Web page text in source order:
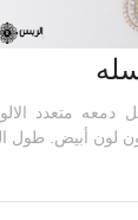
متعدد
أبيض. طول